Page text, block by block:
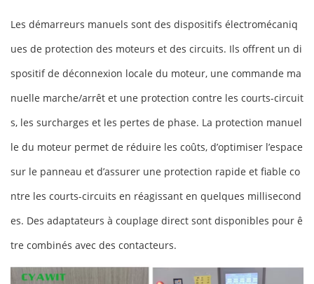
Les démarreurs manuels sont des dispositifs électromécaniq
ues de protection des moteurs et des circuits. Ils offrent un di
spositif de déconnexion locale du moteur, une commande ma
nuelle marche/arrêt et une protection contre les courts-circuit
s, les surcharges et les pertes de phase. La protection manuel
le du moteur permet de réduire les coûts, d’optimiser l’espace
sur le panneau et d’assurer une protection rapide et fiable co
ntre les courts-circuits en réagissant en quelques millisecond
es. Des adaptateurs à couplage direct sont disponibles pour ê
tre combinés avec des contacteurs.